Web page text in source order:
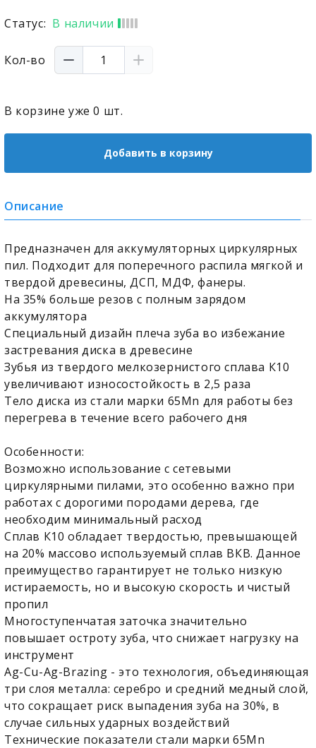
Статус: В наличии
Кол-во
В корзине уже0 шт.
Добавить в корзину
Описание
Предназначен для аккумуляторных циркулярных
пил. Подходит для поперечного распила мягкой и
твердой древесины, ДСП, МДФ, фанеры.
На 35% больше резов с полным зарядом
аккумулятора
Специальный дизайн плеча зуба во избежание
застревания диска в древесине
Зубья из твердого мелкозернистого сплава К10
увеличивают износостойкость в 2,5 раза
Тело диска из стали марки 65Mn для работы без
перегрева в течение всего рабочего дня
Особенности:
Возможно использование с сетевыми
циркулярными пилами, это особенно важно при
работах с дорогими породами дерева, где
необходим минимальный расход
Сплав К10 обладает твердостью, превышающей
на 20% массово используемый сплав ВКВ. Данное
преимущество гарантирует не только низкую
истираемость, но и высокую скорость и чистый
пропил
Многоступенчатая заточка значительно
повышает остроту зуба, что снижает нагрузку на
инструмент
Ag-Cu-Ag-Brazing - это технология, объединяющая
три слоя металла: серебро и средний медный слой,
что сокращает риск выпадения зуба на 30%, в
случае сильных ударных воздействий
Технические показатели стали марки 65Mn